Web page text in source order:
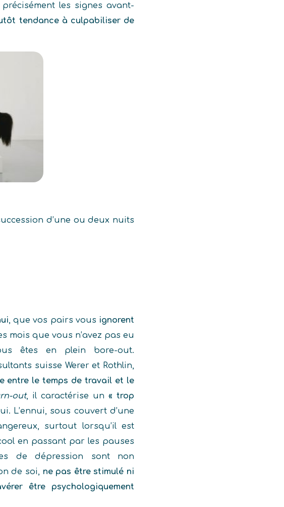
les signes avant-
tendance à culpabiliser de
d’une ou deux nuits
, que vos pairs vous ignorent
mois que vous n’avez pas eu
êtes en plein bore-out.
suisse Werer et Rothlin,
entre le temps de travail et le
out, il caractérise un « trop
L’ennui, sous couvert d’une
surtout lorsqu’il est
en passant par les pauses
de dépression sont non
de soi, ne pas être stimulé ni
être psychologiquement